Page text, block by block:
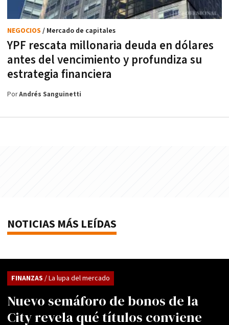
YPF rescata millonaria deuda en dólares
antes del vencimiento y profundiza su
estrategia financiera
NEGOCIOS / Mercado de capitales
PorAndrés Sanguinetti
NOTICIAS MÁS LEÍDAS
Nuevo semáforo de bonos de la
City revela qué títulos conviene
FINANZAS / La lupa del mercado